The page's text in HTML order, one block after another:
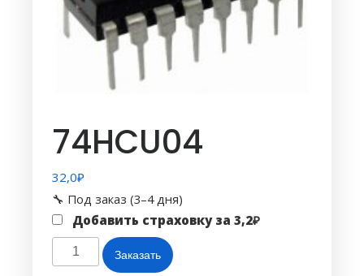
74HCU04
32,0₽
🔧 Под заказ (3–4 дня)
Добавить страховку за 3,2₽
Количество
товара
Заказать